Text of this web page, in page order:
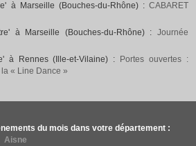
à Marseille (Bouches-du-Rhône) : CABARET
à Marseille (Bouches-du-Rhône) : Journée
à Rennes (Ille-et-Vilaine) :
Portes ouvertes :
« Line Dance »
du mois dans votre département :
Aisne